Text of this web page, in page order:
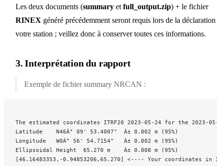
Les deux documents (summary et full_output.zip) + le fichier
RINEX généré précédemment seront requis lors de la déclaration
votre station ; veillez donc à conserver toutes ces informations.
3. Interprétation du rapport
Exemple de fichier summary NRCAN :
The estimated coordinates ITRF20 2023-05-24 for the 2023-
Latitude	N46Â° 09' 53.4007"	Â± 0.002 m (95%)
Longitude	W0Â° 56' 54.7154"	Â± 0.002 m (95%)
Ellipsoidal Height	65.270 m	Â± 0.008 m (95%)
[46.16483353,-0.94853206,65.270] <---- Your coordinates in